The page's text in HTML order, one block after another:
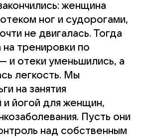
женщина
ног и судорогами,
не двигалась. Тогда
на тренировки по
и отеки уменьшились, а
легкость. Мы
на занятия
и йогой для женщин,
Пусть они
над собственным